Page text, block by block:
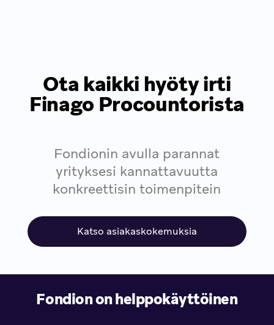
Ota kaikki hyöty irti
Finago Procountorista
Fondionin avulla parannat
yrityksesi kannattavuutta
konkreettisin toimenpitein
Katso asiakaskokemuksia
Fondion on helppokäyttöinen